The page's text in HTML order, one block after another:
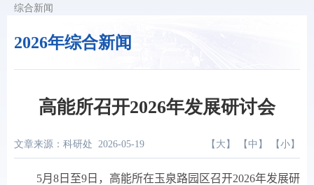
2026年综合新闻
综合新闻
高能所召开2026年发展研讨会
文章来源：科研处 2026-05-19 【 大 】 【 中 】 【 小 】
5月 8 日至9 日，高能所在玉泉路园区召开2026年发展研